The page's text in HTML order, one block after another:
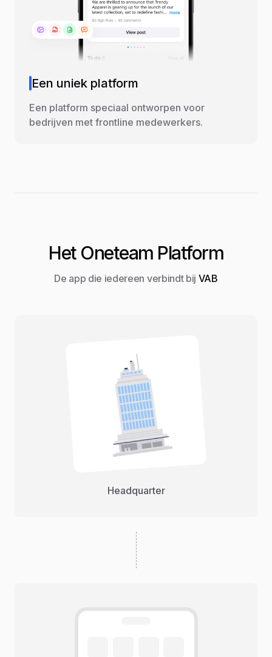
Een uniek platform
Een platform speciaal ontworpen voor
bedrijven met frontline medewerkers.
Het Oneteam Platform
De app die iedereen verbindt bij VAB
Headquarter